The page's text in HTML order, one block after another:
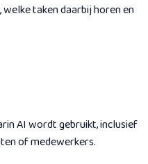
taken daarbij horen en
AI wordt gebruikt, inclusief
of medewerkers.